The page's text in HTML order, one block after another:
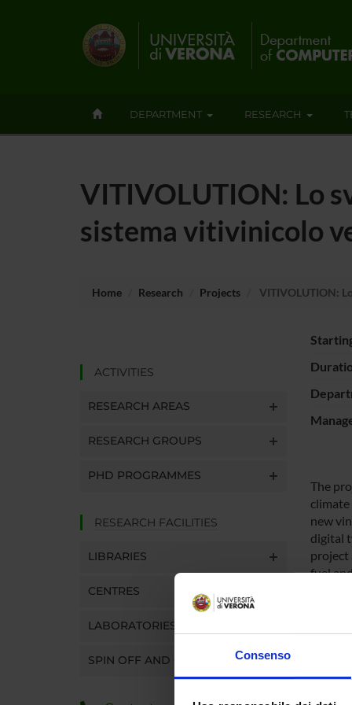
Consenso
DEPARTMENT RESEARCH
VITIVOLUTION: Lo
sistema vitivinicolo
Home Research Projects VITIVOLUTION:
ACTIVITIES
RESEARCH AREAS
RESEARCH GROUPS
PHD PROGRAMMES
RESEARCH FACILITIES
LIBRARIES
CENTRES
LABORATORIES
SPIN OFF AND COMPANIES
The
new
digital
project
fuel